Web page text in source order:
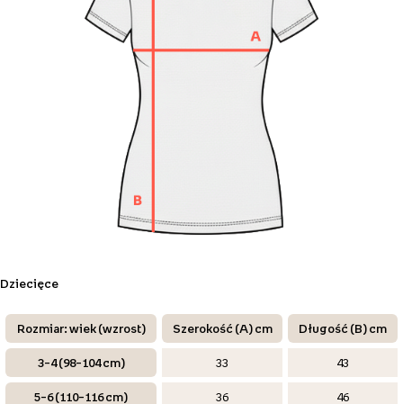
Dziecięce
Rozmiar: wiek (wzrost) Szerokość (A) cm Długość (B) cm
3–4 (98–104 cm) 33 43
5–6 (110–116 cm) 36 46